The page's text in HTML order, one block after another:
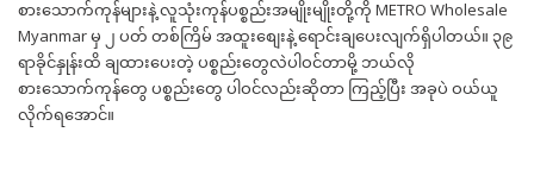
စားသောက်ကုန်များနဲ့ လူသုံးကုန်ပစ္စည်းအမျိုးမျိုးတို့ကို METRO Wholesale
Myanmar မှ ၂ ပတ် တစ်ကြိမ် အထူးစျေးနဲ့ ရောင်းချပေးလျက်ရှိပါတယ်။ ၃၉
ရာခိုင်နှုန်းထိ ချထားပေးတဲ့ ပစ္စည်းတွေလဲပါဝင်တာမို့ ဘယ်လို
စားသောက်ကုန်တွေ ပစ္စည်းတွေ ပါဝင်လည်းဆိုတာ ကြည့်ပြီး အခုပဲ ဝယ်ယူ
လိုက်ရအောင်။